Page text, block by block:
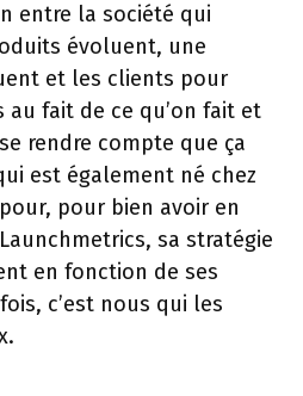
entre la société qui
évoluent, une
et les clients pour
au fait de ce qu’on fait et
rendre compte que ça
est également né chez
pour bien avoir en
sa stratégie
en fonction de ses
c’est nous qui les